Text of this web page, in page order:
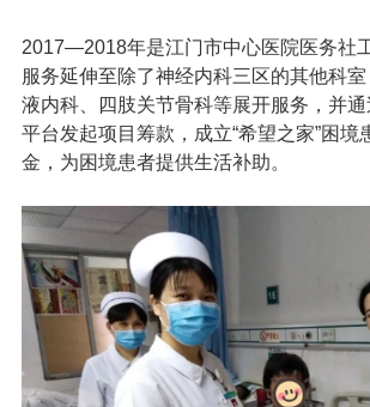
2017—2018年是江门市中心医院医务社
服务延伸至除了神经内科三区的其他科
液内科、四肢关节骨科等展开服务，并
平台发起项目筹款，成立“希望之家”困境
金，为困境患者提供生活补助。